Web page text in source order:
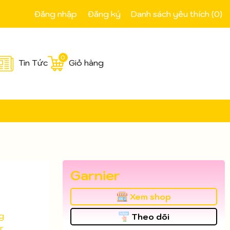
Đăng nhập Đăng ký Danh sách yêu thích (0)
Tin Tức Giỏ hàng
0
Garnier
Xem shop
Theo dõi